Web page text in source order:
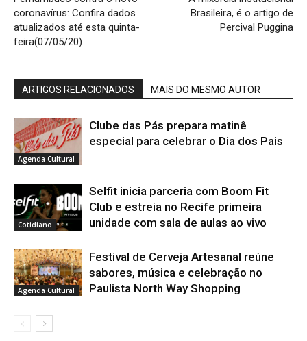
coronavírus: Confira dados
atualizados até esta quinta-
feira(07/05/20)
Brasileira, é o artigo de
Percival Puggina
ARTIGOS RELACIONADOS MAIS DO MESMO AUTOR
Agenda Cultural
Clube das Pás prepara matinê
especial para celebrar o Dia dos Pais
Cotidiano
Selfit inicia parceria com Boom Fit
Club e estreia no Recife primeira
unidade com sala de aulas ao vivo
Agenda Cultural
Festival de Cerveja Artesanal reúne
sabores, música e celebração no
Paulista North Way Shopping